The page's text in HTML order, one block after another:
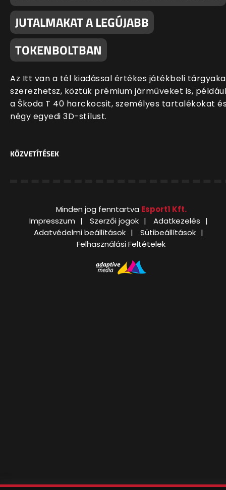
JUTALMAKAT A LEGÚJABB
TOKENBOLTBAN
Az Itt van a tél kiadással értékes játékbeli
szerezhetsz, köztük prémium járműveket is, például
a Škoda T 40 harckocsit, személyes tartalékokat
négy egyedi 3D-stílust.
KÖZVETÍTÉSEK
Minden jog fenntartva Esport1 Kft.
Impresszum
Szerzői jogok
Adatkezelés
Adatvédelmi beállítások
Sütibeállítások
Felhasználási Feltételek